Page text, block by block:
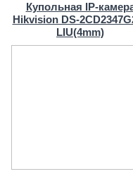
Купольная
Hikvision DS-
LIU(4mm)